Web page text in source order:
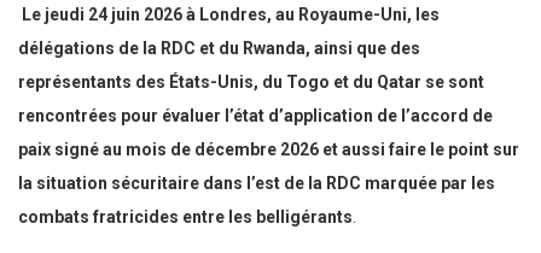
Le jeudi 24 juin 2026 à Londres, au Royaume-Uni, les
délégations de la RDC et du Rwanda, ainsi que des
représentants des États-Unis, du Togo et du Qatar se sont
rencontrées pour évaluer l’état d’application de l’accord de
paix signé au mois de décembre 2026 et aussi faire le point sur
la situation sécuritaire dans l’est de la RDC marquée par les
combats fratricides entre les belligérants